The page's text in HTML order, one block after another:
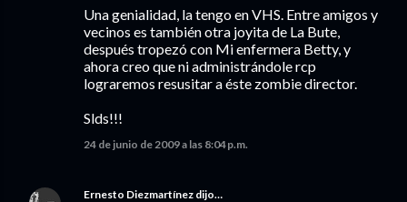
Una genialidad, la tengo en VHS. Entre amigos y
vecinos es también otra joyita de La Bute,
después tropezó con Mi enfermera Betty, y
ahora creo que ni administrándole rcp
lograremos resusitar a éste zombie director.
Slds!!!
24 de junio de 2009 a las 8:04 p.m.
Ernesto Diezmartínez dijo…